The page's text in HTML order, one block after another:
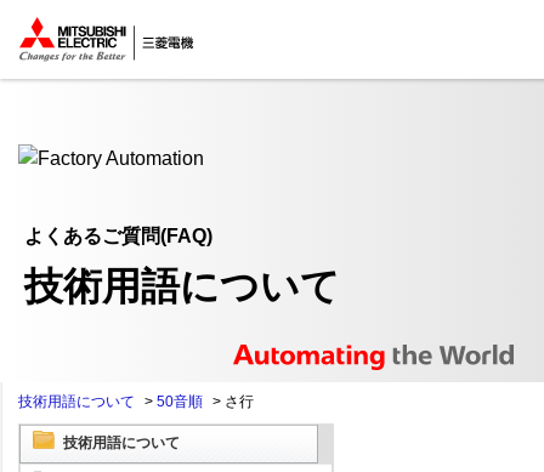
ここから本文
よくあるご質問(FAQ)
技術用語について
技術用語について > 50音順 > さ行
技術用語について